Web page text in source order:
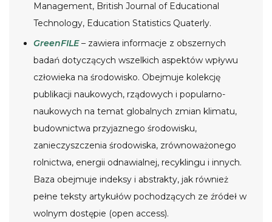
Management, British Journal of Educational
Technology, Education Statistics Quaterly.
GreenFILE– zawiera informacje z obszernych
badań dotyczących wszelkich aspektów wpływu
człowieka na środowisko. Obejmuje kolekcję
publikacji naukowych, rządowych i popularno-
naukowych na temat globalnych zmian klimatu,
budownictwa przyjaznego środowisku,
zanieczyszczenia środowiska, zrównoważonego
rolnictwa, energii odnawialnej, recyklingu i innych.
Baza obejmuje indeksy i abstrakty, jak również
pełne teksty artykułów pochodzących ze źródeł w
wolnym dostępie (open access).